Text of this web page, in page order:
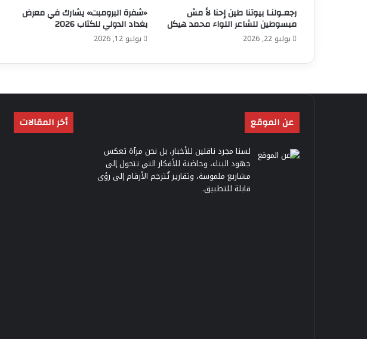
رجعـولنـا بيوتنا طين إحنا لأ مش
مبسوطين للشاعر اللواء محمد هيكل
يوليو 22, 2026
«شفرة البرومبت» يشارك في معرض
بغداد الدولي للكتاب 2026
يوليو 12, 2026
عن الموقع
لسنا مجرد ناقلين للأخبار، بل نحن مرآة تعكس
جهود البناء، وحاضنة للأفكار التي تتحول إلى
مشاريع ملموسة، وتقارير تُترجم الأرقام إلى رؤى
قابلة للتطبيق.
أخر المقالات